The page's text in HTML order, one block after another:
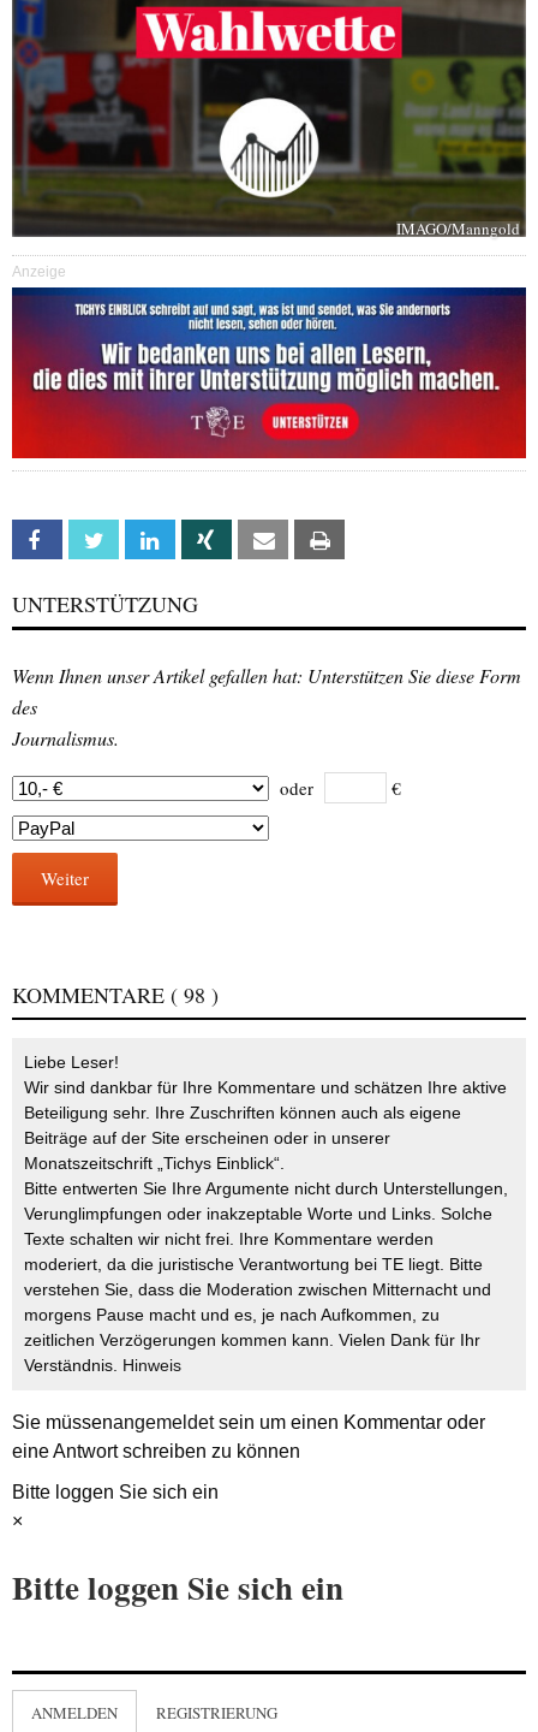
IMAGO/Manngold
Anzeige
Facebook Twitter Linkedin Xing Email
UNTERSTÜTZUNG
Wenn Ihnen unser Artikel gefallen hat: Unterstützen Sie diese Form
des
Journalismus.
oder €
Weiter
KOMMENTARE ( 98 )
Liebe Leser!
Wir sind dankbar für Ihre Kommentare und schätzen Ihre aktive
Beteiligung sehr. Ihre Zuschriften können auch als eigene
Beiträge auf der Site erscheinen oder in unserer
Monatszeitschrift „Tichys Einblick“.
Bitte entwerten Sie Ihre Argumente nicht durch Unterstellungen,
Verunglimpfungen oder inakzeptable Worte und Links. Solche
Texte schalten wir nicht frei. Ihre Kommentare werden
moderiert, da die juristische Verantwortung bei TE liegt. Bitte
verstehen Sie, dass die Moderation zwischen Mitternacht und
morgens Pause macht und es, je nach Aufkommen, zu
zeitlichen Verzögerungen kommen kann. Vielen Dank für Ihr
Verständnis. Hinweis
Sie müssenangemeldetsein um einen Kommentar oder
eine Antwort schreiben zu können
Bitte loggen Sie sich ein
×
Bitte loggen Sie sich ein
ANMELDEN REGISTRIERUNG